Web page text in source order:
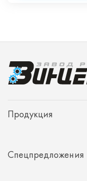
Спецпредложения
Доставка и оплата